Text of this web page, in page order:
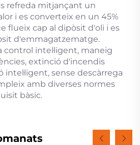
refreda mitjançant un
i es converteix en un 45%
flueix cap al dipòsit d'oli i es
d'emmagatzematge.
control intel·ligent, maneig
extinció d'incendis
intel·ligent, sense descàrrega
amb diverses normes
bàsic.